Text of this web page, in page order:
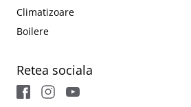
Climatizoare
Boilere
Retea sociala